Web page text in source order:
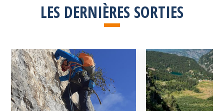
LES DERNIÈRES SORTIES